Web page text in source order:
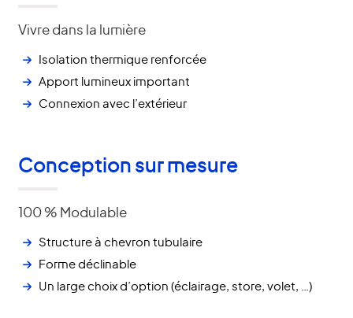
Vivre dans la lumière
Isolation thermique renforcée
Apport lumineux important
Connexion avec l’extérieur
Conception sur mesure
100 % Modulable
Structure à chevron tubulaire
Forme déclinable
Un large choix d’option (éclairage, store, volet, …)